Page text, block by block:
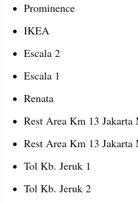
Prominence
IKEA
Escala 2
Escala 1
Renata
Rest Area Km 13 Jakarta
Rest Area Km 13 Jakarta
Tol Kb. Jeruk 1
Tol Kb. Jeruk 2